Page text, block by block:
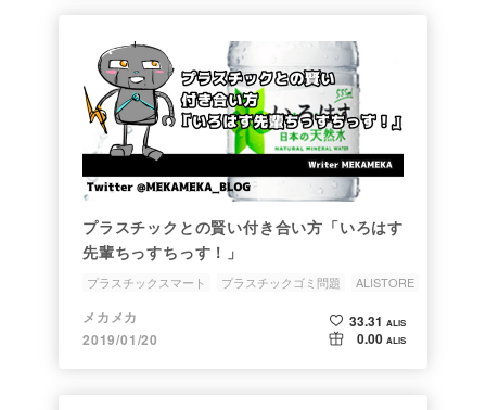
プラスチックとの賢い付き合い方「いろはす
先輩ちっすちっす！」
プラスチックスマート プラスチックゴミ問題
ALISTORE
MEKAその他
メカメカ
2019/01/20
33.31 ALIS
0.00 ALIS